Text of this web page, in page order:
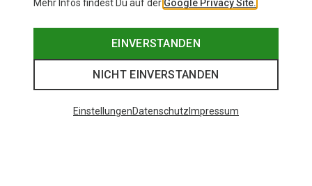
Mehr Infos findest Du auf der Google Privacy Site.
EINVERSTANDEN
NICHT EINVERSTANDEN
EinstellungenDatenschutz Impressum